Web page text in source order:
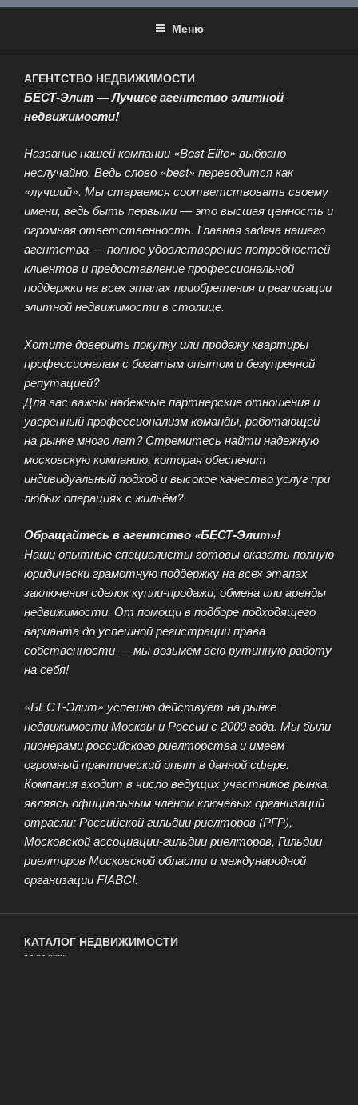
Меню
АГЕНТСТВО НЕДВИЖИМОСТИ
БЕСТ-Элит — Лучшее агентство элитной
недвижимости!
Название нашей компании «Best Elite» выбрано
неслучайно. Ведь слово «best» переводится как
«лучший». Мы стараемся соответствовать своему
имени, ведь быть первыми — это высшая ценность и
огромная ответственность. Главная задача нашего
агентства — полное удовлетворение потребностей
клиентов и предоставление профессиональной
поддержки на всех этапах приобретения и реализации
элитной недвижимости в столице.
Хотите доверить покупку или продажу квартиры
профессионалам с богатым опытом и безупречной
репутацией?
Для вас важны надежные партнерские отношения и
уверенный профессионализм команды, работающей
на рынке много лет? Стремитесь найти надежную
московскую компанию, которая обеспечит
индивидуальный подход и высокое качество услуг при
любых операциях с жильём?
Обращайтесь в агентство «БЕСТ-Элит»!
Наши опытные специалисты готовы оказать полную
юридически грамотную поддержку на всех этапах
заключения сделок купли-продажи, обмена или аренды
недвижимости. От помощи в подборе подходящего
варианта до успешной регистрации права
собственности — мы возьмем всю рутинную работу
на себя!
«БЕСТ-Элит» успешно действует на рынке
недвижимости Москвы и России с 2000 года. Мы были
пионерами российского риелторства и имеем
огромный практический опыт в данной сфере.
Компания входит в число ведущих участников рынка,
являясь официальным членом ключевых организаций
отрасли: Российской гильдии риелторов (РГР),
Московской ассоциации-гильдии риелторов, Гильдии
риелторов Московской области и международной
организации FIABCI.
КАТАЛОГ НЕДВИЖИМОСТИ
ОПУБЛИКОВАНО
14.04.2025